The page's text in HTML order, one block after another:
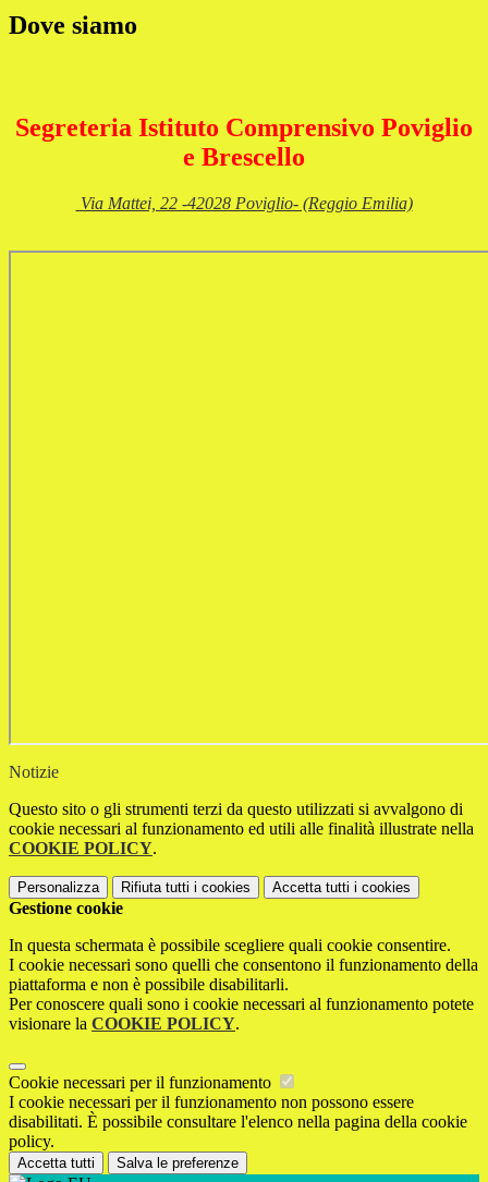
Dove siamo
Segreteria Istituto Comprensivo Poviglio
e Brescello
Via Mattei, 22 -42028 Poviglio- (Reggio Emilia)
Notizie
Questo sito o gli strumenti terzi da questo utilizzati si avvalgono di
cookie necessari al funzionamento ed utili alle finalità illustrate nella
COOKIE POLICY.
Personalizza Rifiuta tutti i cookies Accetta tutti i cookies
Gestione cookie
In questa schermata è possibile scegliere quali cookie consentire.
I cookie necessari sono quelli che consentono il funzionamento della
piattaforma e non è possibile disabilitarli.
Per conoscere quali sono i cookie necessari al funzionamento potete
visionare la COOKIE POLICY.
Cookie necessari per il funzionamento
I cookie necessari per il funzionamento non possono essere
disabilitati. È possibile consultare l'elenco nella pagina della cookie
policy.
Accetta tutti Salva le preferenze